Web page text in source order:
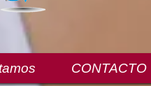
CONTACTO